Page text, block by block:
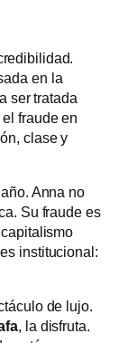
en la
ser tratada
fraude en
clase y
Anna no
Su fraude es
institucional:
de lujo.
, la disfruta.